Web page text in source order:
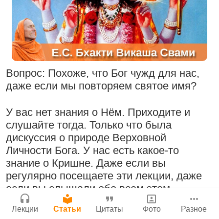
Бог, наука и атеизм, часть 2: Хвала
слушателям!
9:25 |17 июля 2024|
Атланта, Джорджия, США
Поклоняться Бхактивиноду Тхакуру,
исполняя его бхаджаны
1:14:02
12 сентября
2008|Бойсе, Айдахо, США
Радхарани — глава департамента
служений
1:05:35 7 сентября 2008|
Вопрос: Похоже, что Бог чужд для нас,
даже если мы повторяем святое имя?
У вас нет знания о Нём. Приходите и
слушайте тогда. Только что была
дискуссия о природе Верховной
Личности Бога. У нас есть какое-то
знание о Кришне. Даже если вы
регулярно посещаете эти лекции, даже
если вы слышали обо всем этом
раньше, это лишь усиливает наше
понимание. Нужно постепенно учиться.
Чайтанье
29 июля 2026
Нектар имени Кришны
24 июля 2026
Подрыватели доверия к себе
22 июля 2026
Джанмаштами в Тбилиси 2025
Сайт
Войти|Регистрация|История версий
Инструкция
Лекции Статьи Цитаты Фото Разное